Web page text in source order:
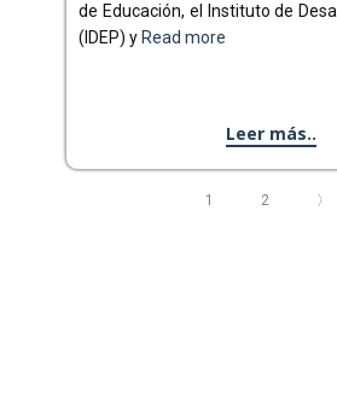
de Educación, el Instituto de
(IDEP) y Read more
Leer más..
1 2 〉